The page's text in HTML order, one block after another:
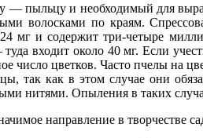
пыльцу и необходимый для
волосками по краям.
мг и содержит три-четыре
входит около 40 мг. Если
число цветков. Часто пчелы на
так как в этом случае они
нитями. Опыления в таких
направление в творчестве